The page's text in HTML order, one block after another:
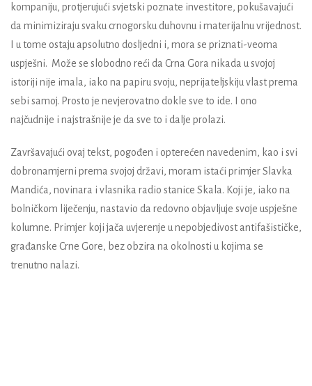
kompaniju, protjerujući svjetski poznate investitore, pokušavajući
da minimiziraju svaku crnogorsku duhovnu i materijalnu vrijednost.
I u tome ostaju apsolutno dosljedni i, mora se priznati-veoma
uspješni. Može se slobodno reći da Crna Gora nikada u svojoj
istoriji nije imala, iako na papiru svoju, neprijateljskiju vlast prema
sebi samoj. Prosto je nevjerovatno dokle sve to ide. I ono
najčudnije i najstrašnije je da sve to i dalje prolazi.
Završavajući ovaj tekst, pogođen i opterećen navedenim, kao i svi
dobronamjerni prema svojoj državi, moram istaći primjer Slavka
Mandića, novinara i vlasnika radio stanice Skala. Koji je, iako na
bolničkom liječenju, nastavio da redovno objavljuje svoje uspješne
kolumne. Primjer koji jača uvjerenje u nepobjedivost antifašističke,
građanske Crne Gore, bez obzira na okolnosti u kojima se
trenutno nalazi.